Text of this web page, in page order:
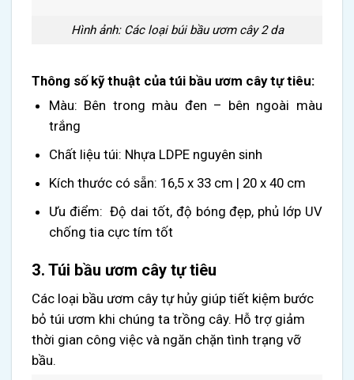
Hình ảnh: Các loại búi bầu ươm cây 2 da
Thông số kỹ thuật của túi bầu ươm cây tự tiêu:
Màu: Bên trong màu đen – bên ngoài màu
trắng
Chất liệu túi: Nhựa LDPE nguyên sinh
Kích thước có sẵn: 16,5 x 33 cm | 20 x 40 cm
Ưu điểm: Độ dai tốt, độ bóng đẹp, phủ lớp UV
chống tia cực tím tốt
3. Túi bầu ươm cây tự tiêu
Các loại bầu ươm cây tự hủy giúp tiết kiệm bước
bỏ túi ươm khi chúng ta trồng cây. Hỗ trợ giảm
thời gian công việc và ngăn chặn tình trạng vỡ
bầu.